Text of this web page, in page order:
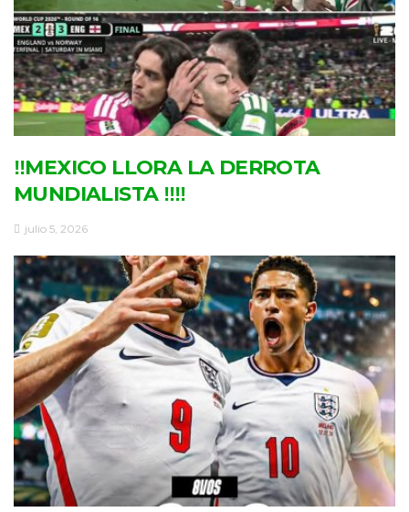
‼MEXICO LLORA LA DERROTA
MUNDIALISTA ‼‼
julio 5, 2026